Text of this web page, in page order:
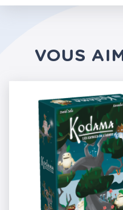
VOUS